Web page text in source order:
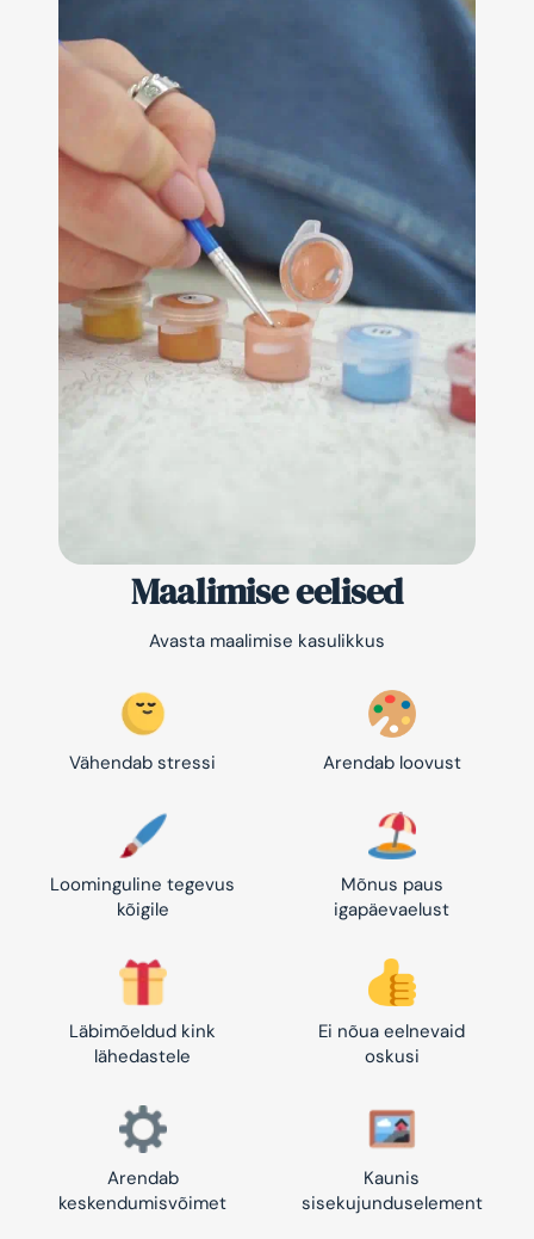
Maalimise eelised
Avasta maalimise kasulikkus
Vähendab stressi Arendab loovust
Loominguline tegevus
kõigile
Mõnus paus
igapäevaelust
Läbimõeldud kink
lähedastele
Ei nõua eelnevaid
oskusi
Arendab
keskendumisvõimet
Kaunis
sisekujunduselement